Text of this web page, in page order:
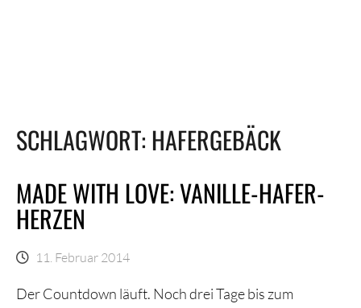
SCHLAGWORT: HAFERGEBÄCK
MADE WITH LOVE: VANILLE-HAFER-
HERZEN
11. Februar 2014
Der Countdown läuft. Noch drei Tage bis zum